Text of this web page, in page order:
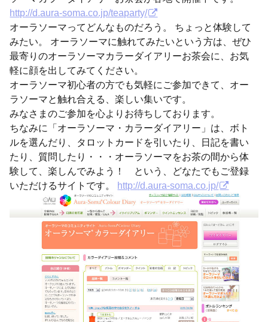
http://d.aura-soma.co.jp/teaparty/
オーラソーマってどんなものだろう。 ちょっと体験して
みたい。 オーラソーマに触れてみたいという方は、ぜひ
最寄りのオーラソーマカラーダイアリーお茶会に、お気
軽に顔を出してみてください。
オーラソーマ初心者の方でも気軽にご参加できて、オー
ラソーマと触れ合える、楽しい集いです。
みなさまのご参加を心よりお待ちしております。
ちなみに「オーラソーマ・カラーダイアリー」は、ボト
ルを選んだり、タロットカードを引いたり、日記を書い
たり、質問したり・・・オーラソーマをお茶の間から体
験して、楽しんでみよう！ という、どなたでもご登録
いただけるサイトです。 http://d.aura-soma.co.jp/